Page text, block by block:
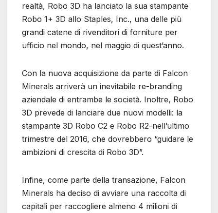
realtà, Robo 3D ha lanciato la sua stampante
Robo 1+ 3D allo Staples, Inc., una delle più
grandi catene di rivenditori di forniture per
ufficio nel mondo, nel maggio di quest’anno.
Con la nuova acquisizione da parte di Falcon
Minerals arriverà un inevitabile re-branding
aziendale di entrambe le società. Inoltre, Robo
3D prevede di lanciare due nuovi modelli: la
stampante 3D Robo C2 e Robo R2-nell’ultimo
trimestre del 2016, che dovrebbero “guidare le
ambizioni di crescita di Robo 3D”.
Infine, come parte della transazione, Falcon
Minerals ha deciso di avviare una raccolta di
capitali per raccogliere almeno 4 milioni di